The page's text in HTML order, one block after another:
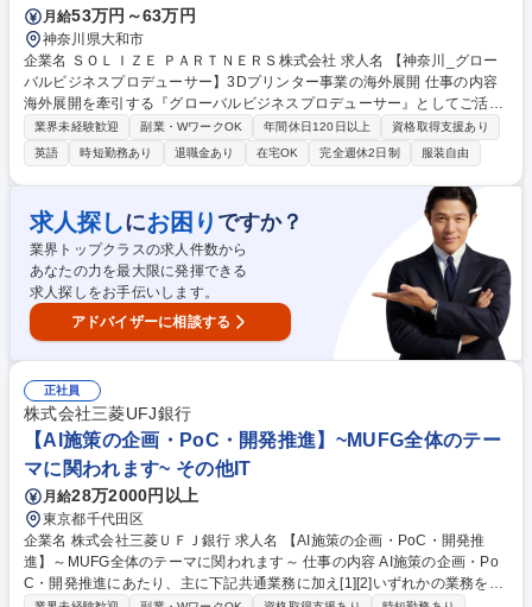
月給53万円～63万円
神奈川県大和市
企業名 ＳＯＬＩＺＥ ＰＡＲＴＮＥＲＳ株式会社 求人名 【神奈川_グロー
バルビジネスプロデューサー】3Dプリンター事業の海外展開 仕事の内容
海外展開を牽引する『グローバルビジネスプロデューサー』としてご活躍
いただきます。海外市場における新たな収益源の確立と事業拡大をミッシ
ョンとし、事業戦略の立案から実行までを一貫してリードいただきます
【具体的な業務内容】■海外市場の徹底的な調査と新規ビジネス戦略の立
案 ■3Dプリンター関連ビジネスの海外向け事業モデル構築と推進 ■海外グ
ループ会社や現地サプライヤーとの連携体制構築 ■新規ビジネス創出のた
めのパートナーシップ開拓と交渉 ■海外事業の事業計画策定、予実管理、
進捗管理と改善 ■海外展開における課題特定と解決策の立案・実行 募集職
種 【神奈川_グローバルビジネスプロデューサー】3Dプリンター事業の海
外展開
業界未経験歓迎 副業・WワークOK 年間休日120日以上
資格取得支援あり
英語
時短勤務あり 退職金あり 在宅OK 完全週休2日制 服装自由
求人探しにお困り ですか？
業界トップクラスの求人件数から
あなたの力を最大限に発揮できる
求人探しをお手伝いします。
アドバイザーに相談する
正社員
株式会社三菱UFJ銀行
【AI施策の企画・PoC・開発推進】~MUFG全体のテー
マに関われます~ その他IT
月給28万2000円以上
東京都千代田区
企業名 株式会社三菱ＵＦＪ銀行 求人名 【AI施策の企画・PoC・開発推
進】～MUFG全体のテーマに関われます～ 仕事の内容 AI施策の企画・Po
C・開発推進にあたり、主に下記共通業務に加え[1][2]いずれかの業務をお